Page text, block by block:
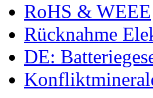
RoHS & WEEE
Rücknahme
DE: